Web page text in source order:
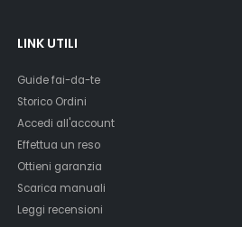
LINK UTILI
Guide fai-da-te
Storico Ordini
Accedi all'account
Effettua un reso
Ottieni garanzia
Scarica manuali
Leggi recensioni